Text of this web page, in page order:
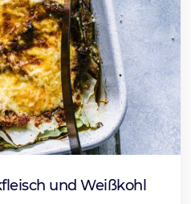
und Weißkohl